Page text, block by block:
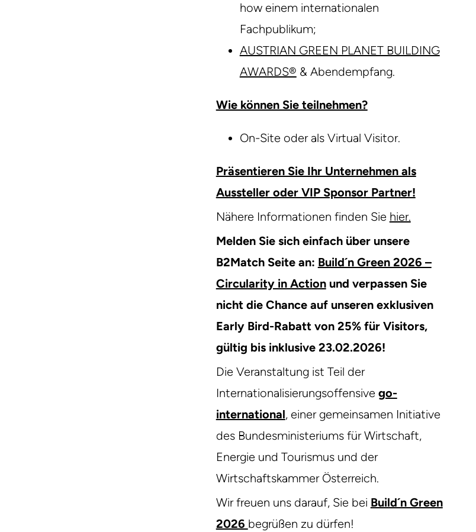
how einem internationalen
Fachpublikum;
AUSTRIAN GREEN PLANET BUILDING
AWARDS® & Abendempfang.
Wie können Sie teilnehmen?
On-Site oder als Virtual Visitor.
Präsentieren Sie Ihr Unternehmen als
Aussteller oder VIP Sponsor Partner!
Nähere Informationen finden Sie hier.
Melden Sie sich einfach über unsere
B2Match Seite an: Build´n Green 2026 –
Circularity in Actionund verpassen Sie
nicht die Chance auf unseren exklusiven
Early Bird-Rabatt von 25% für Visitors,
gültig bis inklusive 23.02.2026!
Die Veranstaltung ist Teil der
Internationalisierungsoffensive go-
international, einer gemeinsamen Initiative
des Bundesministeriums für Wirtschaft,
Energie und Tourismus und der
Wirtschaftskammer Österreich.
Wir freuen uns darauf, Sie bei Build´n Green
2026 begrüßen zu dürfen!